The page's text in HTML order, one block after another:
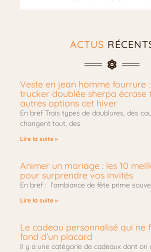
ACTUS
Veste en jean homme fourrure
trucker doublée sherpa écrase
autres options cet hiver
En bref Trois types de doublures, des
changent tout, des
Lire la suite »
Animer un mariage : les 10
pour surprendre vos invités
En bref : l’ambiance de fête prime
Lire la suite »
Le cadeau personnalisé qui ne
fond d’un placard
Il y a une catégorie de cadeaux dont on